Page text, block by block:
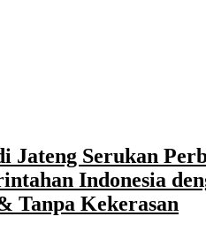
Jateng Serukan
Indonesia
Tanpa Kekerasan